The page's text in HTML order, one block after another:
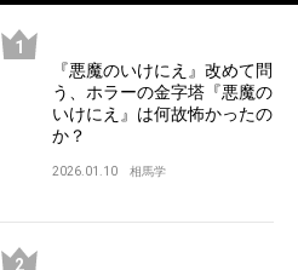
『悪魔のいけにえ』改めて問
う、ホラーの金字塔『悪魔の
いけにえ』は何故怖かったの
か？
2026.01.10 相馬学